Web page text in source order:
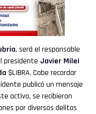
, será el responsable
presidente Javier Milei
$LIBRA. Cabe recordar
publicó un mensaje
activo, se recibieron
por diversos delitos